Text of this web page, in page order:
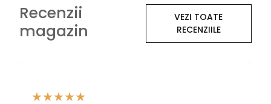
Recenzii
magazin
VEZI TOATE
RECENZIILE